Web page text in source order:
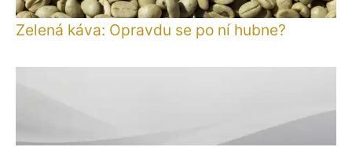
Zelená káva: Opravdu se po ní hubne?